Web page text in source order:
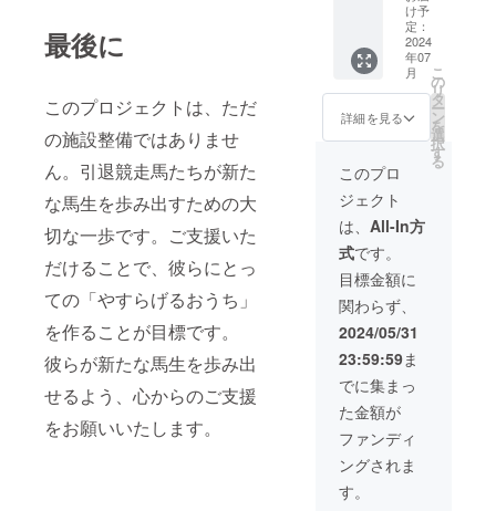
最後に
このプロジェクトは、ただ
の施設整備ではありませ
ん。引退競走馬たちが新た
な馬生を歩み出すための大
切な一歩です。ご支援いた
だけることで、彼らにとっ
ての「やすらげるおうち」
を作ることが目標です。
彼らが新たな馬生を歩み出
せるよう、心からのご支援
をお願いいたします。
しま
す。 ※
蹄鉄の
オブ
ジェは
仕様が
変わる
場合が
ます。
け予
定：
2024
年07
月
詳細を見る
こ
の
リ
タ
ー
ン
を
選
択
す
る
このプロ
ジェクト
は、 All-In方
式です。
目標金額に
関わらず、
2024/05/31
23:59:59ま
でに集まっ
た金額が
ファンディ
ングされま
す。